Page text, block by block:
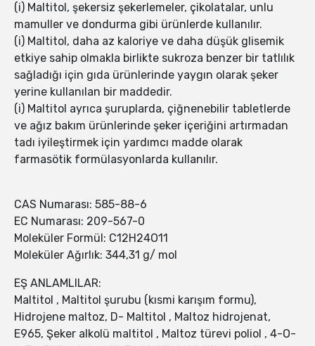
(i) Maltitol, şekersiz şekerlemeler, çikolatalar, unlu
mamuller ve dondurma gibi ürünlerde kullanılır.
(i) Maltitol, daha az kaloriye ve daha düşük glisemik
etkiye sahip olmakla birlikte sukroza benzer bir tatlılık
sağladığı için gıda ürünlerinde yaygın olarak şeker
yerine kullanılan bir maddedir.
(i) Maltitol ayrıca şuruplarda, çiğnenebilir tabletlerde
ve ağız bakım ürünlerinde şeker içeriğini artırmadan
tadı iyileştirmek için yardımcı madde olarak
farmasötik formülasyonlarda kullanılır.
CAS Numarası: 585-88-6
EC Numarası: 209-567-0
Moleküler Formül: C12H24O11
Moleküler Ağırlık: 344,31 g/ mol
EŞ ANLAMLILAR:
Maltitol , Maltitol şurubu (kısmi karışım formu),
Hidrojene maltoz, D- Maltitol , Maltoz hidrojenat,
E965, Şeker alkolü maltitol , Maltoz türevi poliol , 4-O-